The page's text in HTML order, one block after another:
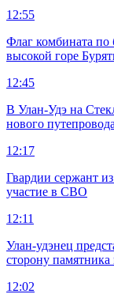
12:55
Флаг комбината по
высокой горе
12:45
В Улан-Удэ на
нового путепровода
12:17
Гвардии сержант
участие в СВО
12:11
Улан-удэнец
сторону
12:02